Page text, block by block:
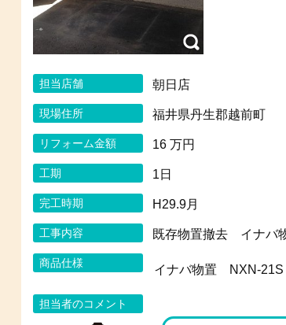
担当店舗 朝日店
現場住所 福井県丹生郡越前町
リフォーム金額 16 万円
工期 1日
完工時期 H29.9月
工事内容 既存物置撤去 イナバ
商品仕様 イナバ物置 NXN-21S
担当者のコメント